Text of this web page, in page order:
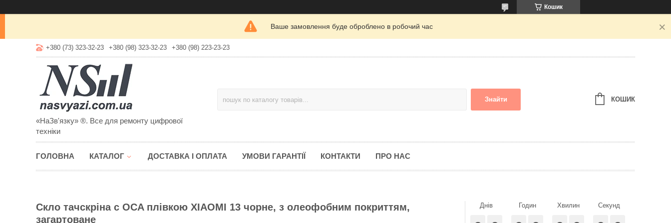
Кошик
Ваше замовлення буде оброблено в робочий час
+380 (73) 323-32-23 +380 (98) 323-32-23 +380 (98) 223-23-23
«НаЗв'язку» ®. Все для ремонту цифрової
техніки
Знайти КОШИК
ГОЛОВНА КАТАЛОГ ДОСТАВКА І ОПЛАТА УМОВИ ГАРАНТІЇ КОНТАКТИ ПРО НАС
Скло тачскріна c OCA плівкою XIAOMI 13 чорне, з олеофобним покриттям,
загартоване
Днів Годин Хвилин Секунд